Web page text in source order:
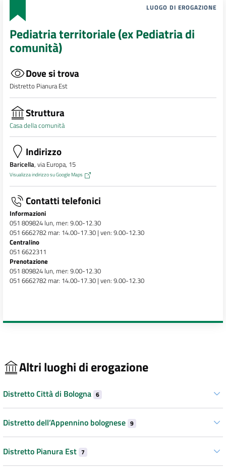
LUOGO DI EROGAZIONE
Pediatria territoriale (ex Pediatria di
comunità)
Dove si trova
Distretto Pianura Est
Struttura
Casa della comunità
Indirizzo
Baricella, via Europa, 15
Visualizza indirizzo su Google Maps
Contatti telefonici
Informazioni
051 809824 lun, mer: 9.00-12.30
051 6662782 mar: 14.00-17.30 | ven: 9.00-12.30
Centralino
051 6622311
Prenotazione
051 809824 lun, mer: 9.00-12.30
051 6662782 mar: 14.00-17.30 | ven: 9.00-12.30
Altri luoghi di erogazione
Distretto Città di Bologna 6
Distretto dell’Appennino bolognese 9
Distretto Pianura Est 7